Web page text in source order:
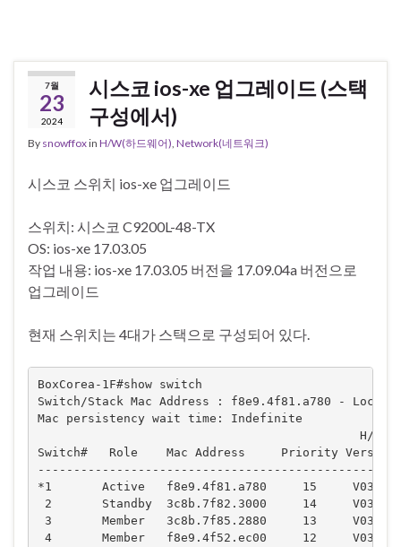
7월
23
2024
시스코 ios-xe 업그레이드 (스택
구성에서)
By snowffoxin H/W(하드웨어) Network(네트워크)
시스코 스위치 ios-xe 업그레이드
스위치: 시스코 C9200L-48-TX
OS: ios-xe 17.03.05
작업 내용: ios-xe 17.03.05 버전을 17.09.04a 버전으로
업그레이드
현재 스위치는 4대가 스택으로 구성되어 있다.
BoxCorea-1F#show switch
Switch/Stack Mac Address : f8e9.4f81.a780 - Local
Mac persistency wait time: Indefinite
H/W
Switch#   Role    Mac Address     Priority
*1       Active
2       Standby
3       Member
4       Member   f8e9.4f52.ec00     12     V03